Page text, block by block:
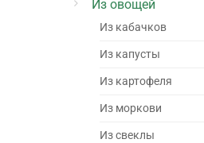
Из овощей
Из кабачков
Из капусты
Из картофеля
Из моркови
Из свеклы